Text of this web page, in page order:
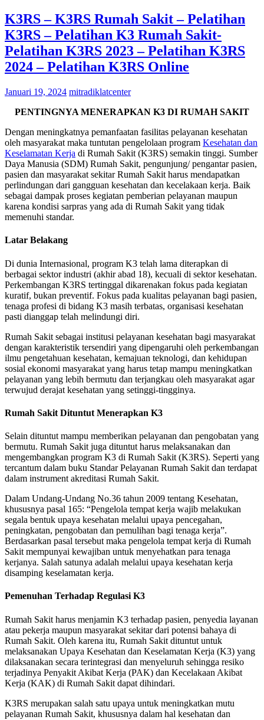
K3RS – K3RS Rumah Sakit – Pelatihan
K3RS – Pelatihan K3 Rumah Sakit-
Pelatihan K3RS 2023 – Pelatihan K3RS
2024 – Pelatihan K3RS Online
Januari 19, 2024 mitradiklatcenter
PENTINGNYA MENERAPKAN K3 DI RUMAH SAKIT
Dengan meningkatnya pemanfaatan fasilitas pelayanan kesehatan
oleh masyarakat maka tuntutan pengelolaan program Kesehatan dan
Keselamatan Kerja di Rumah Sakit (K3RS) semakin tinggi. Sumber
Daya Manusia (SDM) Rumah Sakit, pengunjung/ pengantar pasien,
pasien dan masyarakat sekitar Rumah Sakit harus mendapatkan
perlindungan dari gangguan kesehatan dan kecelakaan kerja. Baik
sebagai dampak proses kegiatan pemberian pelayanan maupun
karena kondisi sarpras yang ada di Rumah Sakit yang tidak
memenuhi standar.
Latar Belakang
Di dunia Internasional, program K3 telah lama diterapkan di
berbagai sektor industri (akhir abad 18), kecuali di sektor kesehatan.
Perkembangan K3RS tertinggal dikarenakan fokus pada kegiatan
kuratif, bukan preventif. Fokus pada kualitas pelayanan bagi pasien,
tenaga profesi di bidang K3 masih terbatas, organisasi kesehatan
pasti dianggap telah melindungi diri.
Rumah Sakit sebagai institusi pelayanan kesehatan bagi masyarakat
dengan karakteristik tersendiri yang dipengaruhi oleh perkembangan
ilmu pengetahuan kesehatan, kemajuan teknologi, dan kehidupan
sosial ekonomi masyarakat yang harus tetap mampu meningkatkan
pelayanan yang lebih bermutu dan terjangkau oleh masyarakat agar
terwujud derajat kesehatan yang setinggi-tingginya.
Rumah Sakit Dituntut Menerapkan K3
Selain dituntut mampu memberikan pelayanan dan pengobatan yang
bermutu. Rumah Sakit juga dituntut harus melaksanakan dan
mengembangkan program K3 di Rumah Sakit (K3RS). Seperti yang
tercantum dalam buku Standar Pelayanan Rumah Sakit dan terdapat
dalam instrument akreditasi Rumah Sakit.
Dalam Undang-Undang No.36 tahun 2009 tentang Kesehatan,
khususnya pasal 165: “Pengelola tempat kerja wajib melakukan
segala bentuk upaya kesehatan melalui upaya pencegahan,
peningkatan, pengobatan dan pemulihan bagi tenaga kerja”.
Berdasarkan pasal tersebut maka pengelola tempat kerja di Rumah
Sakit mempunyai kewajiban untuk menyehatkan para tenaga
kerjanya. Salah satunya adalah melalui upaya kesehatan kerja
disamping keselamatan kerja.
Pemenuhan Terhadap Regulasi K3
Rumah Sakit harus menjamin K3 terhadap pasien, penyedia layanan
atau pekerja maupun masyarakat sekitar dari potensi bahaya di
Rumah Sakit. Oleh karena itu, Rumah Sakit dituntut untuk
melaksanakan Upaya Kesehatan dan Keselamatan Kerja (K3) yang
dilaksanakan secara terintegrasi dan menyeluruh sehingga resiko
terjadinya Penyakit Akibat Kerja (PAK) dan Kecelakaan Akibat
Kerja (KAK) di Rumah Sakit dapat dihindari.
K3RS merupakan salah satu upaya untuk meningkatkan mutu
pelayanan Rumah Sakit, khususnya dalam hal kesehatan dan